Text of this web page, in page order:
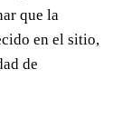
que la
en el sitio,
de